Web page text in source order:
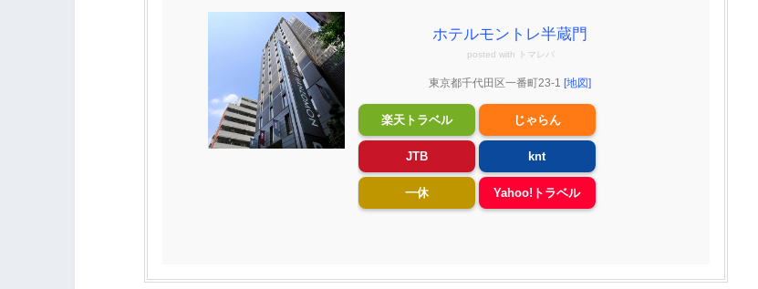
ホテルモントレ半蔵門
posted with トマレバ
東京都千代田区一番町23-1 [地図]
楽天トラベル じゃらん
JTB knt
一休 Yahoo!トラベル